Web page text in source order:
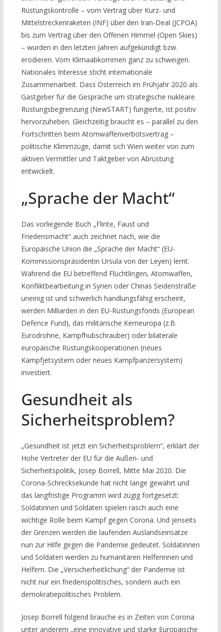
Rüstungskontrolle – vom Vertrag über Kurz- und
Mittelstreckenraketen (INF) über den Iran-Deal (JCPOA)
bis zum Vertrag über den Offenen Himmel (Open Skies)
– wurden in den letzten Jahren aufgekündigt bzw.
erodieren. Vom Klimaabkommen ganz zu schweigen.
Nationales Interesse sticht internationale
Zusammenarbeit. Dass Österreich im Frühjahr 2020 als
Gastgeber für die Gespräche um strategische nukleare
Rüstungsbegrenzung (NewSTART) fungierte, ist positiv
hervorzuheben. Gleichzeitig braucht es – parallel zu den
Fortschritten beim Atomwaffenverbotsvertrag –
politische Klimmzüge, damit sich Wien weiter von zum
aktiven Vermittler und Taktgeber von Abrüstung
entwickelt.
„Sprache der Macht“
Das vorliegende Buch „Flinte, Faust und
Friedensmacht“ auch zeichnet nach, wie die
Europäische Union die „Sprache der Macht“ (EU-
Kommissionspräsidentin Ursula von der Leyen) lernt.
Während die EU betreffend Flüchtlingen, Atomwaffen,
Konfliktbearbeitung in Syrien oder Chinas Seidenstraße
uneinig ist und schwerlich handlungsfähig erscheint,
werden Milliarden in den EU-Rüstungsfonds (European
Defence Fund), das militärische Kerneuropa (z.B.
Eurodrohne, Kampfhubschrauber) oder bilaterale
europäische Rüstungskooperationen (neues
Kampfjetsystem oder neues Kampfpanzersystem)
investiert.
Gesundheit als
Sicherheitsproblem?
„Gesundheit ist jetzt ein Sicherheitsproblem“, erklärt der
Hohe Vertreter der EU für die Außen- und
Sicherheitspolitik, Josep Borrell, Mitte Mai 2020. Die
Corona-Schrecksekunde hat nicht lange gewährt und
das langfristige Programm wird zügig fortgesetzt:
Soldatinnen und Soldaten spielen rasch auch eine
wichtige Rolle beim Kampf gegen Corona. Und jenseits
der Grenzen werden die laufenden Auslandseinsätze
nun zur Hilfe gegen die Pandemie gedeutet. Soldatinnen
und Soldaten werden zu humanitären Helferinnen und
Helfern. Die „Versicherheitlichung“ der Pandemie ist
nicht nur ein friedenspolitisches, sondern auch ein
demokratiepolitisches Problem.
Josep Borrell folgend brauche es in Zeiten von Corona
unter anderem „eine innovative und starke Europäische